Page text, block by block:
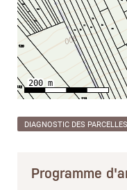
DIAGNOSTIC DES PARCELLES
Programme